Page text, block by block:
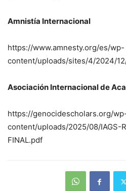
Amnistía Internacional
https://www.amnesty.org/es/wp-
content/uploads/sites/4/2024/
Asociación Internacional de
https://genocidescholars.org/
content/uploads/2025/08/IAGS-
FINAL.pdf